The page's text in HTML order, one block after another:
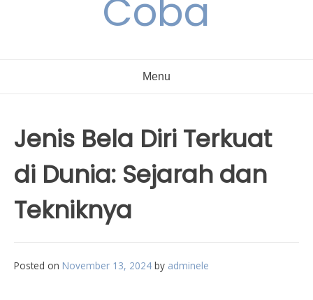
Coba
Menu
Jenis Bela Diri Terkuat
di Dunia: Sejarah dan
Tekniknya
Posted on November 13, 2024 by adminele